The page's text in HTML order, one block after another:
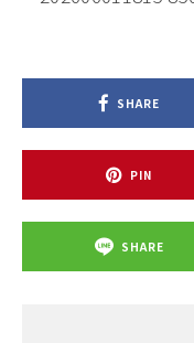
SHARE
PIN
SHARE